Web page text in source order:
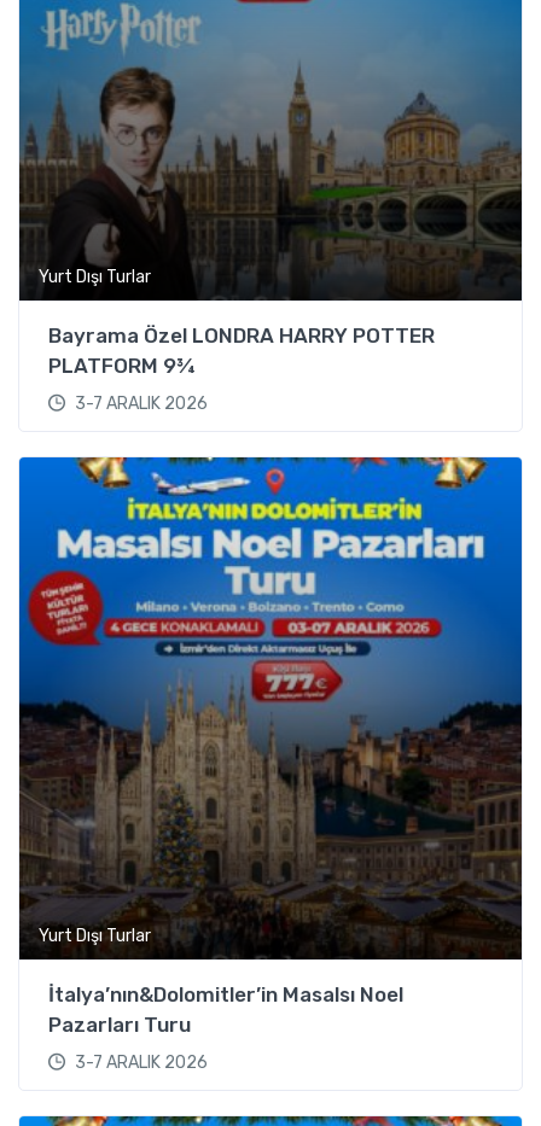
Yurt Dışı Turlar
Bayrama Özel LONDRA HARRY POTTER
PLATFORM 9¾
3-7 ARALIK 2026
Yurt Dışı Turlar
İtalya’nın&Dolomitler’in Masalsı Noel
Pazarları Turu
3-7 ARALIK 2026